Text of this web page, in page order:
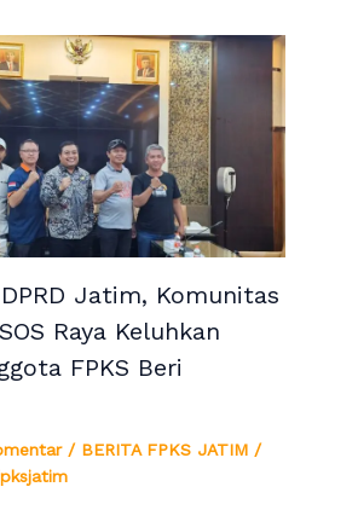
Jatim, Komunitas
Raya Keluhkan
FPKS Beri
/ BERITA FPKS JATIM /